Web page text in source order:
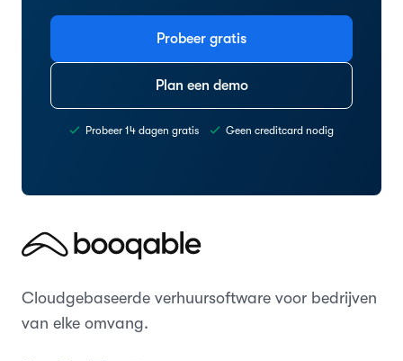
Probeer gratis
Plan een demo
Probeer 14 dagen gratis Geen creditcard nodig
Cloudgebaseerde verhuursoftware voor bedrijven
van elke omvang.